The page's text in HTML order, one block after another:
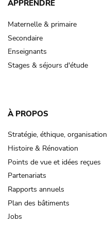
APPRENDRE
Maternelle & primaire
Secondaire
Enseignants
Stages & séjours d'étude
À PROPOS
Stratégie, éthique, organisation
Histoire & Rénovation
Points de vue et idées reçues
Partenariats
Rapports annuels
Plan des bâtiments
Jobs